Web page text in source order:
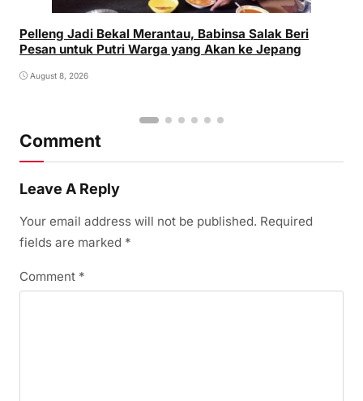
Pelleng Jadi Bekal Merantau, Babinsa Salak Beri
Pesan untuk Putri Warga yang Akan ke Jepang
August 8, 2026
Comment
Leave A Reply
Your email address will not be published. Required
fields are marked *
Comment *